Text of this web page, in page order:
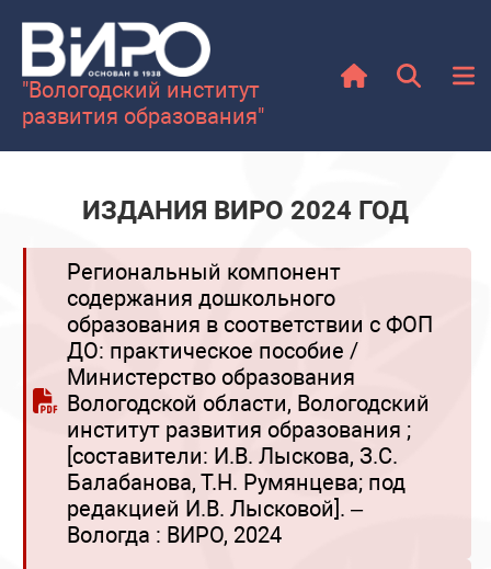
"Вологодский институт
развития образования"
ИЗДАНИЯ ВИРО 2024 ГОД
Региональный компонент
содержания дошкольного
образования в соответствии с ФОП
ДО: практическое пособие /
Министерство образования
Вологодской области, Вологодский
институт развития образования ;
[составители: И.В. Лыскова, З.С.
Балабанова, Т.Н. Румянцева; под
редакцией И.В. Лысковой]. –
Вологда : ВИРО, 2024